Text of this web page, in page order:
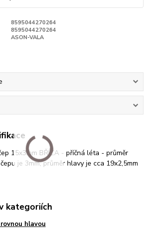
8595044270264
8595044270264
ASON-VALA
15x3mm BŘÍZA - příčná léta - průměr
je 3mm, průměr hlavy je cca 19x2,5mm
kategoriích
hlavou